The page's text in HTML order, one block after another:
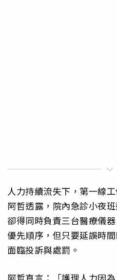
人力持續流失下，第一線
阿哲透露，院內急診小夜
卻得同時負責三台醫療儀
優先順序，但只要延誤時
面臨投訴與處罰。
阿哲直言：「護理人力因